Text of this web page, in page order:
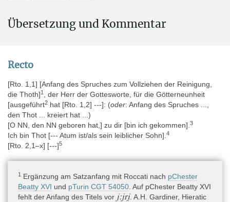
Alternative Namen
Hinweis: Der gelegentlich zu findende Fehler Cat. 2049/296 statt
ambivalenten Beschriftung der Unterlage des Papyrus. / Note:
The occasional error Cat. 2049/296 instead of the correct
2099/296 (e.g. Bellion 1987, 310, Roccati 2011, 17 is probably
due to the unclean and therefore ambivalent inscription of the
papyrus base.
ID der Turiner Datenbank / Turin Database ID: 134564
TM 755028 (Recto)
pTurin Cat. 2107/423 + Cat. 2105/355 + Cat. 2105/375 + Cat.
1964 + Cat. 2099/296 + Cat. 2048/034 + Cat. 2093/234 +
unnummerierte Fragmente / unnumbered fragments
Aufbewahrungsort
Europa » Italien » (Städte Q-Z) » Turin » Museo Egizio
Übersetzung und Kommentar
Recto
[Rto. 1,1] [Anfang des Spruches zum Vollziehen der Reinigung,
die Thoth]1
, der Herr der Gottesworte, für die Götterneunheit
[ausgeführt2 hat [Rto. 1,2] ---]: (oder: Anfang des Spruches ...,
den Thot ... kreiert hat ...)
[O NN, den NN geboren hat,] zu dir [bin ich gekommen]. 3
Ich bin Thot [--- Atum ist/als sein leiblicher Sohn]. 4
[Rto. 2,1–x] [---]5
1 Ergänzung am Satzanfang mit Roccati nach pChester
Beatty XVI und pTurin CGT 54050 . Auf pChester Beatty XVI
fehlt der Anfang des Titels vor j:jri̯. A.H. Gardiner, Hieratic